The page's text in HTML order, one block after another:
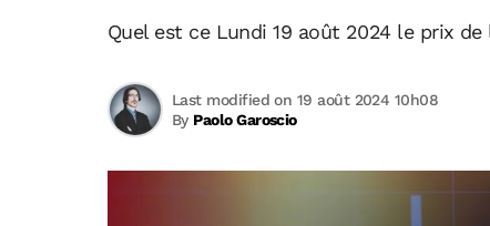
Quel est ce Lundi 19 août 2024 le prix
By Paolo Garoscio
Last modified on 19 août 2024 10h08